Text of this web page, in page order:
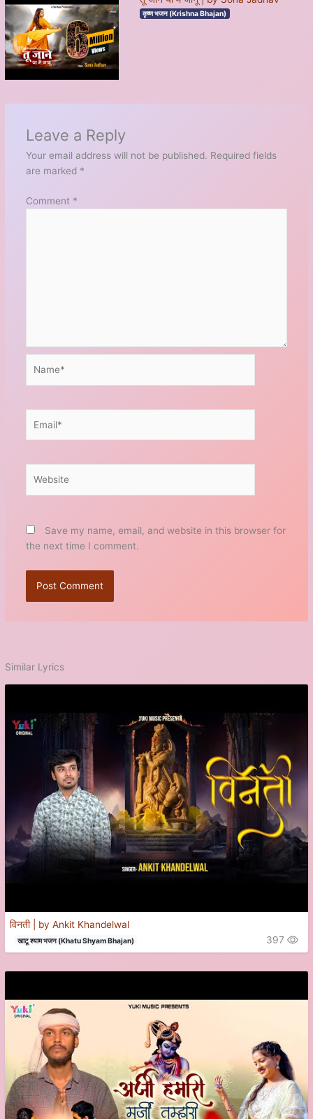
कृष्ण भजन (Krishna Bhajan)
Leave a Reply
Your email address will not be published. Required fields
are marked *
Comment *
Save my name, email, and website in this browser for
the next time I comment.
Similar Lyrics
विनती | by Ankit Khandelwal
खाटू श्याम भजन (Khatu Shyam Bhajan) 397